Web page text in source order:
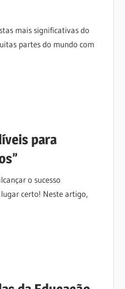
mais significativas do
partes do mundo com
para
o sucesso
certo! Neste artigo,